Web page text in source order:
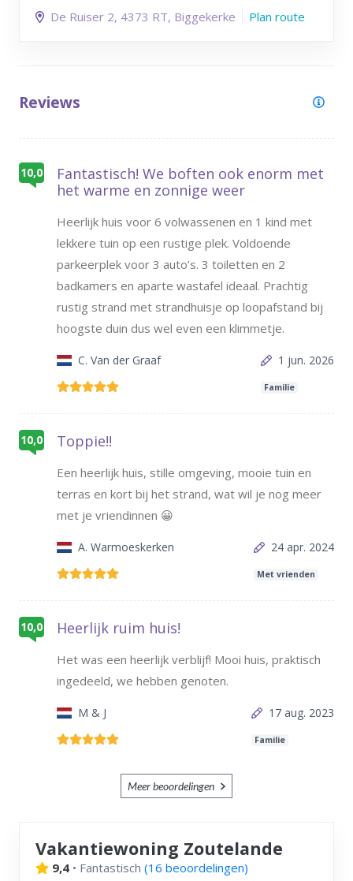
De Ruiser 2, 4373 RT, Biggekerke Plan route
Reviews
10,0
Fantastisch! We boften ook enorm met
het warme en zonnige weer
Heerlijk huis voor 6 volwassenen en 1 kind met
lekkere tuin op een rustige plek. Voldoende
parkeerplek voor 3 auto’s. 3 toiletten en 2
badkamers en aparte wastafel ideaal. Prachtig
rustig strand met strandhuisje op loopafstand bij
hoogste duin dus wel even een klimmetje.
C. Van der Graaf 1 jun. 2026
Familie
10,0 Toppie!!
Een heerlijk huis, stille omgeving, mooie tuin en
terras en kort bij het strand, wat wil je nog meer
met je vriendinnen 😀
A. Warmoeskerken 24 apr. 2024
Met vrienden
10,0 Heerlijk ruim huis!
Het was een heerlijk verblijf! Mooi huis, praktisch
ingedeeld, we hebben genoten.
M & J 17 aug. 2023
Familie
Meer beoordelingen
Vakantiewoning Zoutelande
9,4 • Fantastisch (16 beoordelingen)